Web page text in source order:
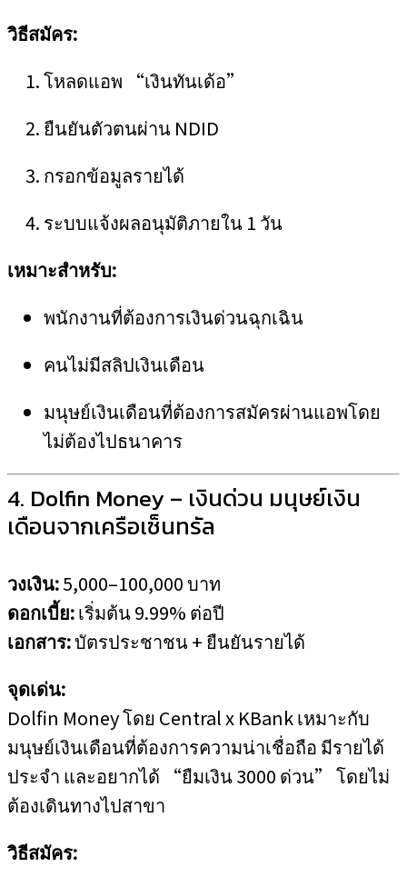
วิธีสมัคร:
โหลดแอพ “เงินทันเด้อ”
ยืนยันตัวตนผ่าน NDID
กรอกข้อมูลรายได้
ระบบแจ้งผลอนุมัติภายใน 1 วัน
เหมาะสำหรับ:
พนักงานที่ต้องการเงินด่วนฉุกเฉิน
คนไม่มีสลิปเงินเดือน
มนุษย์เงินเดือนที่ต้องการสมัครผ่านแอพโดย
ไม่ต้องไปธนาคาร
4. Dolfin Money – เงินด่วน มนุษย์เงิน
เดือนจากเครือเซ็นทรัล
วงเงิน:5,000–100,000 บาท
ดอกเบี้ย:เริ่มต้น 9.99% ต่อปี
เอกสาร:บัตรประชาชน + ยืนยันรายได้
จุดเด่น:
Dolfin Money โดย Central x KBank เหมาะกับ
มนุษย์เงินเดือนที่ต้องการความน่าเชื่อถือ มีรายได้
ประจำ และอยากได้ “ยืมเงิน 3000 ด่วน” โดยไม่
ต้องเดินทางไปสาขา
วิธีสมัคร: